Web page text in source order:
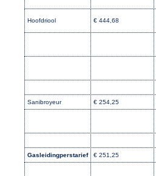
Hoofdriool € 444,68
Sanibroyeur € 254,25
Gasleidingperstarief € 251,25